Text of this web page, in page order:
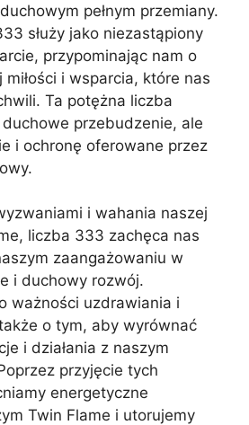
pełnym przemiany.
służy jako niezastąpiony
przypominając nam o
i wsparcia, które nas
Ta potężna liczba
przebudzenie, ale
i ochronę oferowane przez
i wahania naszej
liczba 333 zachęca nas
zaangażowaniu w
i duchowy rozwój.
ważności uzdrawiania i
o tym, aby wyrównać
i działania z naszym
przyjęcie tych
energetyczne
Twin Flame i utorujemy